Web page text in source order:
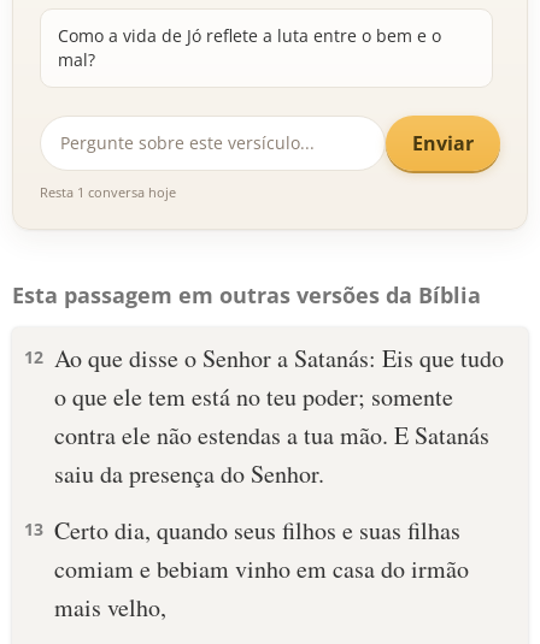
Como a vida de Jó reflete a luta entre o bem e o
mal?
Enviar
Resta 1 conversa hoje
Esta passagem em outras versões da Bíblia
12 Ao que disse o Senhor a Satanás: Eis que tudo
o que ele tem está no teu poder; somente
contra ele não estendas a tua mão. E Satanás
saiu da presença do Senhor.
13 Certo dia, quando seus filhos e suas filhas
comiam e bebiam vinho em casa do irmão
mais velho,